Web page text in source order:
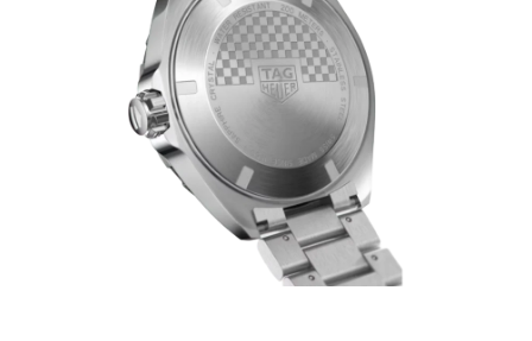
Formule 1, elle incarne l'héritage
automobile unique de TAG Heuer et
son engagement en faveur de
l'excellence.